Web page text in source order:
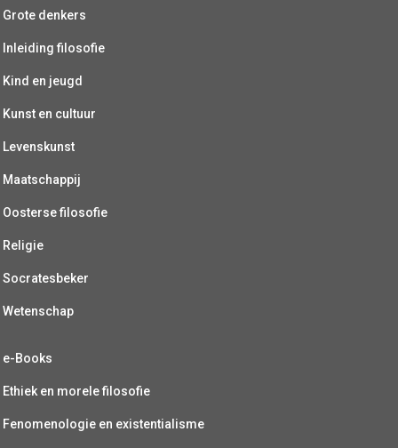
Grote denkers
Inleiding filosofie
Kind en jeugd
Kunst en cultuur
Levenskunst
Maatschappij
Oosterse filosofie
Religie
Socratesbeker
Wetenschap
e-Books
Ethiek en morele filosofie
Fenomenologie en existentialisme